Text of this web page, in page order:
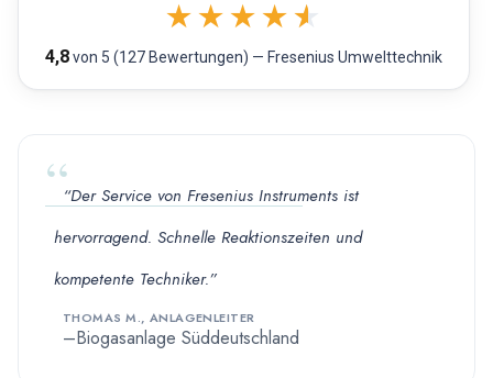
★ ★ ★ ★ ★
4,8von 5 (127 Bewertungen) — Fresenius Umwelttechnik
“Der Service von Fresenius Instruments ist
hervorragend. Schnelle Reaktionszeiten und
kompetente Techniker.”
THOMAS M., ANLAGENLEITER
Biogasanlage Süddeutschland